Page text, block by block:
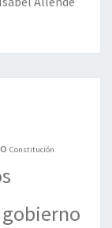
Constitución
gobierno